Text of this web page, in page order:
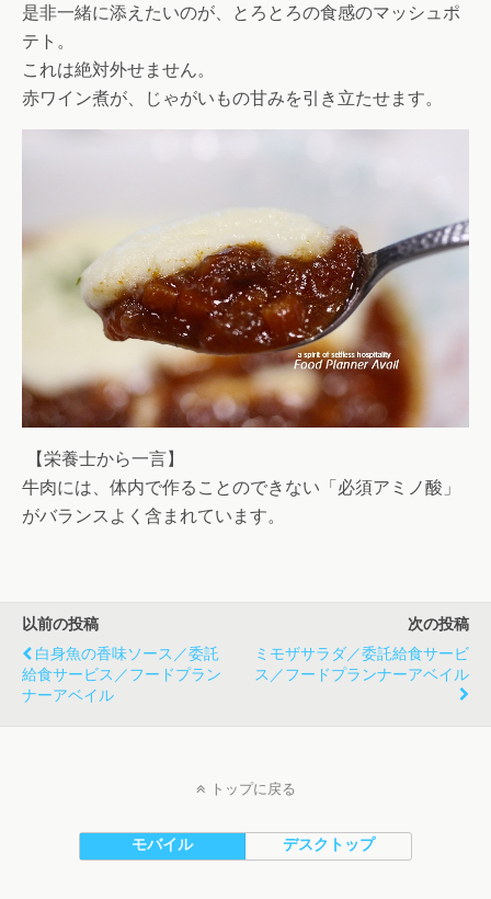
是非一緒に添えたいのが、とろとろの食感のマッシュポ
テト。
これは絶対外せません。
赤ワイン煮が、じゃがいもの甘みを引き立たせます。
【栄養士から一言】
牛肉には、体内で作ることのできない「必須アミノ酸」
がバランスよく含まれています。
以前の投稿
白身魚の香味ソース／委託
給食サービス／フードプラン
ナーアベイル
次の投稿
ミモザサラダ／委託給食サービ
ス／フードプランナーアベイル
トップに戻る
モバイル デスクトップ